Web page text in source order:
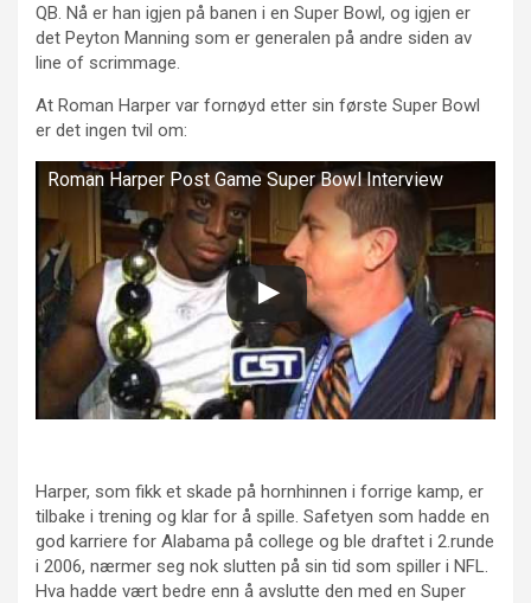
QB. Nå er han igjen på banen i en Super Bowl, og igjen er
det Peyton Manning som er generalen på andre siden av
line of scrimmage.
At Roman Harper var fornøyd etter sin første Super Bowl
er det ingen tvil om:
Roman Harper Post Game Super Bowl Interview
Harper, som fikk et skade på hornhinnen i forrige kamp, er
tilbake i trening og klar for å spille. Safetyen som hadde en
god karriere for Alabama på college og ble draftet i 2.runde
i 2006, nærmer seg nok slutten på sin tid som spiller i NFL.
Hva hadde vært bedre enn å avslutte den med en Super